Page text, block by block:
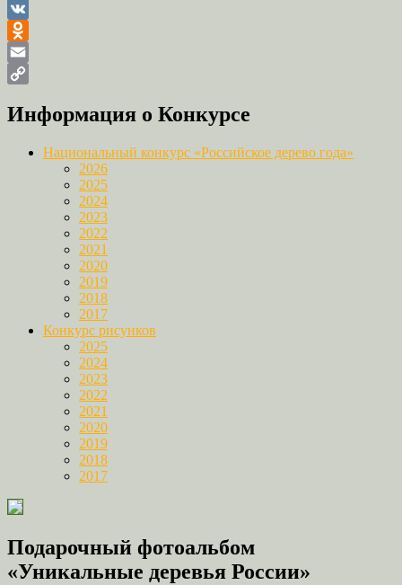
VK
Odnoklassniki
Email
Link
Информация о Конкурсе
Национальный конкурс «Российское дерево года»
2026
2025
2024
2023
2022
2021
2020
2019
2018
2017
Конкурс рисунков
2025
2024
2023
2022
2021
2020
2019
2018
2017
Подарочный фотоальбом
«Уникальные деревья России»